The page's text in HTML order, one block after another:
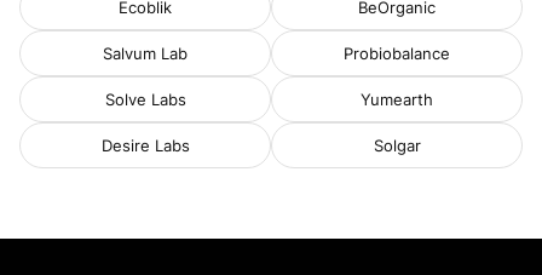
Ecoblik BeOrganic
Salvum Lab Probiobalance
Solve Labs Yumearth
Desire Labs Solgar